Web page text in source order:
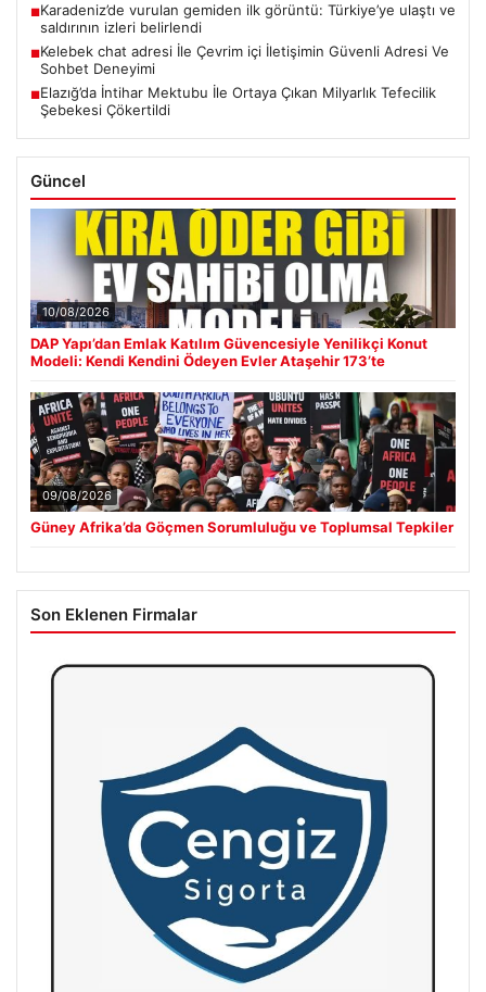
■Karadeniz’de vurulan gemiden ilk görüntü: Türkiye’ye ulaştı ve
saldırının izleri belirlendi
■Kelebek chat adresi İle Çevrim içi İletişimin Güvenli Adresi Ve
Sohbet Deneyimi
■Elazığ’da İntihar Mektubu İle Ortaya Çıkan Milyarlık Tefecilik
Şebekesi Çökertildi
Güncel
10/08/2026
DAP Yapı’dan Emlak Katılım Güvencesiyle Yenilikçi Konut
Modeli: Kendi Kendini Ödeyen Evler Ataşehir 173’te
09/08/2026
Güney Afrika’da Göçmen Sorumluluğu ve Toplumsal Tepkiler
Son Eklenen Firmalar